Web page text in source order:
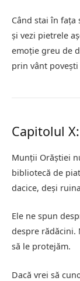
Când stai în fața
și vezi pietrele
emoție greu de
prin vânt
Capitolul
Munții Orăștiei
bibliotecă de
dacice, deși
Ele ne spun
despre rădăcini.
să le protejăm.
Dacă vrei să